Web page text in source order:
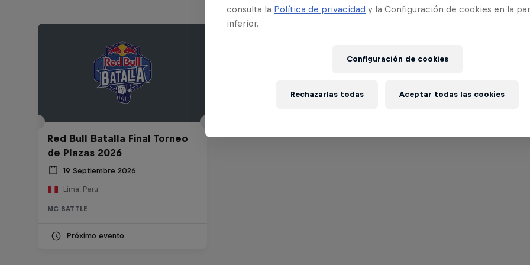
Red Bull Batalla Final Torneo
de Plazas 2026
19 Septiembre 2026
Lima, Peru
MC BATTLE
Próximo evento
consulta la Política de privacidad y la Configuración de cookies en la
inferior.
Configuración de cookies
Rechazarlas todas Aceptar todas las cookies